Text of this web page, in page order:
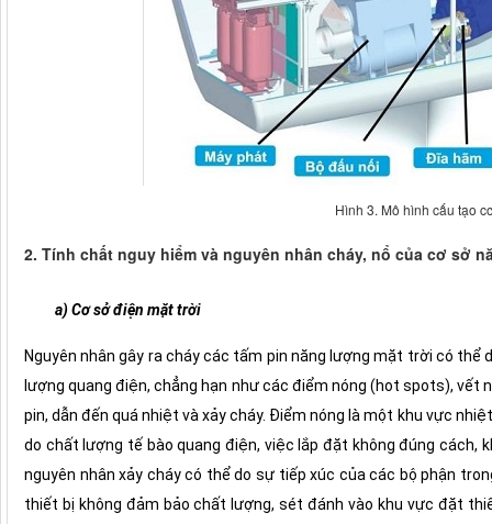
Hình 3. Mô hình cấu tạo
2. Tính chất nguy hiểm và nguyên nhân cháy, nổ của cơ sở
a) Cơ sở điện mặt trời
Nguyên nhân gây ra cháy các tấm pin năng lượng mặt trời có
lượng quang điện, chẳng hạn như các điểm nóng (hot spots),
pin, dẫn đến quá nhiệt và xảy cháy. Điểm nóng là một khu vực
do chất lượng tế bào quang điện, việc lắp đặt không đúng cách,
nguyên nhân xảy cháy có thể do sự tiếp xúc của các bộ phận
thiết bị không đảm bảo chất lượng, sét đánh vào khu vực đặt